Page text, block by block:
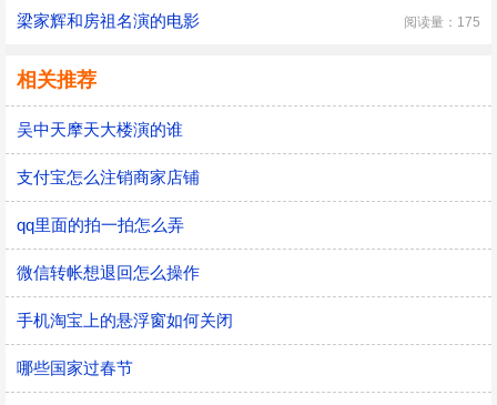
梁家辉和房祖名演的电影 阅读量：175
相关推荐
吴中天摩天大楼演的谁
支付宝怎么注销商家店铺
qq里面的拍一拍怎么弄
微信转帐想退回怎么操作
手机淘宝上的悬浮窗如何关闭
哪些国家过春节